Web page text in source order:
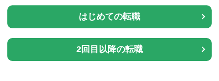
はじめての転職
2回目以降の転職